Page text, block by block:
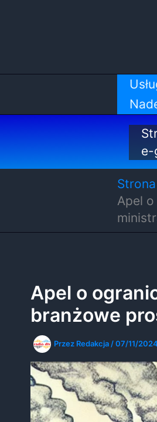
e-
Apel
Apel o
branżowe
Przez Redakcja /07/11/2024